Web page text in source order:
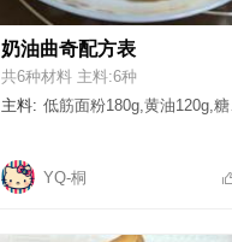
奶油曲奇配方表
共6种材料 主料:6种
主料: 低筋面粉180g,黄油120g,糖份30g,细砂糖25g,盐1/4勺,淡奶油60g
YQ-桐